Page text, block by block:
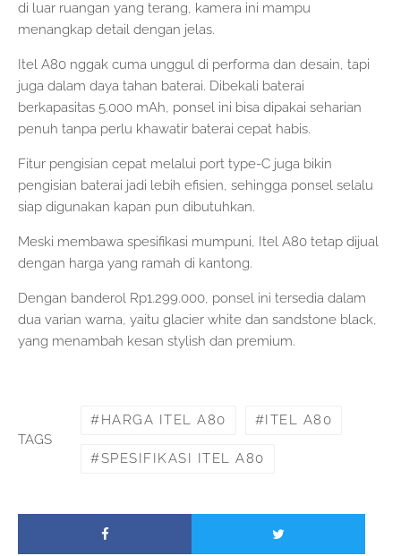
di luar ruangan yang terang, kamera ini mampu
menangkap detail dengan jelas.
Itel A80 nggak cuma unggul di performa dan desain, tapi
juga dalam daya tahan baterai. Dibekali baterai
berkapasitas 5.000 mAh, ponsel ini bisa dipakai seharian
penuh tanpa perlu khawatir baterai cepat habis.
Fitur pengisian cepat melalui port type-C juga bikin
pengisian baterai jadi lebih efisien, sehingga ponsel selalu
siap digunakan kapan pun dibutuhkan.
Meski membawa spesifikasi mumpuni, Itel A80 tetap dijual
dengan harga yang ramah di kantong.
Dengan banderol Rp1.299.000, ponsel ini tersedia dalam
dua varian warna, yaitu glacier white dan sandstone black,
yang menambah kesan stylish dan premium.
TAGS
HARGA ITEL A80 ITEL A80
SPESIFIKASI ITEL A80